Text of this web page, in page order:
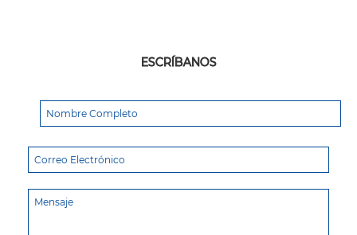
ESCRÍBANOS